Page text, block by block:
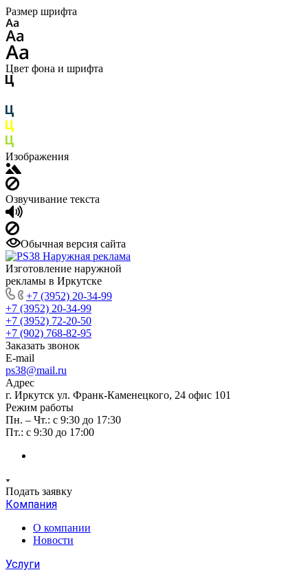
Размер шрифта
Цвет фона и шрифта
Изображения
Озвучивание текста
Обычная версия сайта
Изготовление наружной
рекламы в Иркутске
+7 (3952) 20-34-99
+7 (3952) 20-34-99
+7 (3952) 72-20-50
+7 (902) 768-82-95
Заказать звонок
E-mail
ps38@mail.ru
Адрес
г. Иркутск ул. Франк-Каменецкого, 24 офис 101
Режим работы
Пн. – Чт.: с 9:30 до 17:30
Пт.: с 9:30 до 17:00
Подать заявку
Компания
О компании
Новости
Услуги